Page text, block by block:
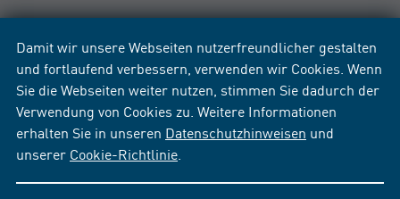
Damit wir unsere Webseiten nutzerfreundlicher gestalten
und fortlaufend verbessern, verwenden wir Cookies. Wenn
Sie die Webseiten weiter nutzen, stimmen Sie dadurch der
Verwendung von Cookies zu. Weitere Informationen
erhalten Sie in unseren Datenschutzhinweisen und
unserer Cookie-Richtlinie